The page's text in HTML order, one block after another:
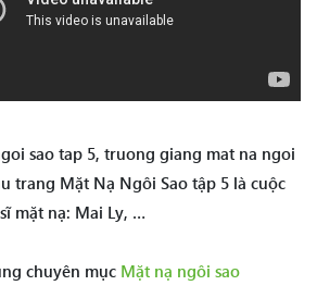
sao tap 5, truong giang mat na ngoi
trang Mặt Nạ Ngôi Sao tập 5 là cuộc
mặt nạ: Mai Ly, …
chuyên mục Mặt nạ ngôi sao